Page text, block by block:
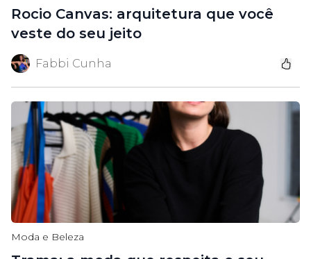
Rocio Canvas: arquitetura que você
veste do seu jeito
Fabbi Cunha
Moda e Beleza